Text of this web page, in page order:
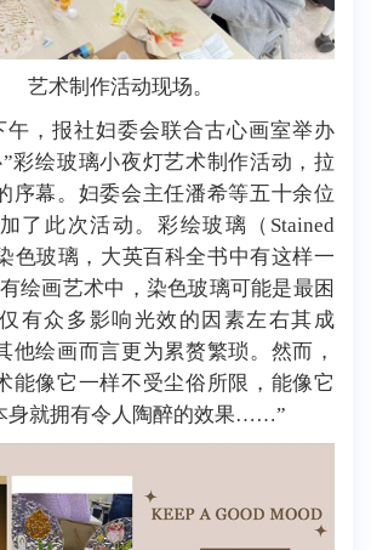
艺术制作活动现场。
午，报社妇委会联合古心画室举办
彩绘玻璃小夜灯艺术制作活动，拉
序幕。妇委会主任潘希等五十余位
了此次活动。彩绘玻璃（Stained
色玻璃，大英百科全书中有这样一
绘画艺术中，染色玻璃可能是最困
有众多影响光效的因素左右其成
他绘画而言更为累赘繁琐。然而，
能像它一样不受尘俗所限，能像它
身就拥有令人陶醉的效果……”